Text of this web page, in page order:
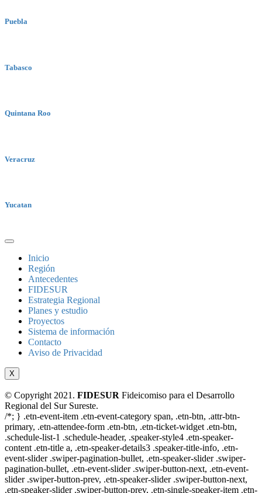
Puebla
Tabasco
Quintana Roo
Veracruz
Yucatan
Inicio
Región
Antecedentes
FIDESUR
Estrategia Regional
Planes y estudio
Proyectos
Sistema de información
Contacto
Aviso de Privacidad
X
© Copyright 2021. FIDESUR Fideicomiso para el Desarrollo
Regional del Sur Sureste.
/*; } .etn-event-item .etn-event-category span, .etn-btn, .attr-btn-
primary, .etn-attendee-form .etn-btn, .etn-ticket-widget .etn-btn,
.schedule-list-1 .schedule-header, .speaker-style4 .etn-speaker-
content .etn-title a, .etn-speaker-details3 .speaker-title-info, .etn-
event-slider .swiper-pagination-bullet, .etn-speaker-slider .swiper-
pagination-bullet, .etn-event-slider .swiper-button-next, .etn-event-
slider .swiper-button-prev, .etn-speaker-slider .swiper-button-next,
.etn-speaker-slider .swiper-button-prev, .etn-single-speaker-item .etn-